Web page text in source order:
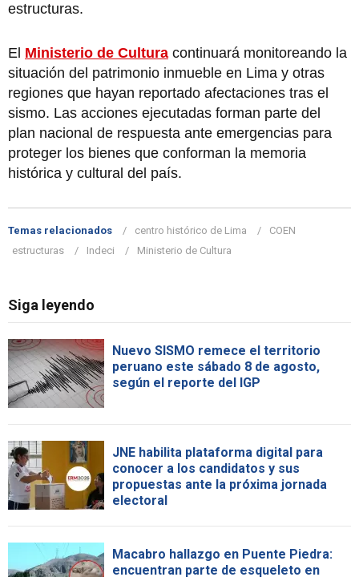
estructuras.
El Ministerio de Cultura continuará monitoreando la
situación del patrimonio inmueble en Lima y otras
regiones que hayan reportado afectaciones tras el
sismo. Las acciones ejecutadas forman parte del
plan nacional de respuesta ante emergencias para
proteger los bienes que conforman la memoria
histórica y cultural del país.
Temas relacionados centro histórico de Lima
COEN
estructuras
Indeci Ministerio de Cultura
Siga leyendo
Nuevo SISMO remece el territorio
peruano este sábado 8 de agosto,
según el reporte del IGP
JNE habilita plataforma digital para
conocer a los candidatos y sus
propuestas ante la próxima jornada
electoral
Macabro hallazgo en Puente Piedra:
encuentran parte de esqueleto en